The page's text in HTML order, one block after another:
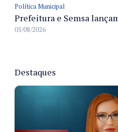
Política Municipal
05/08/2026
Destaques